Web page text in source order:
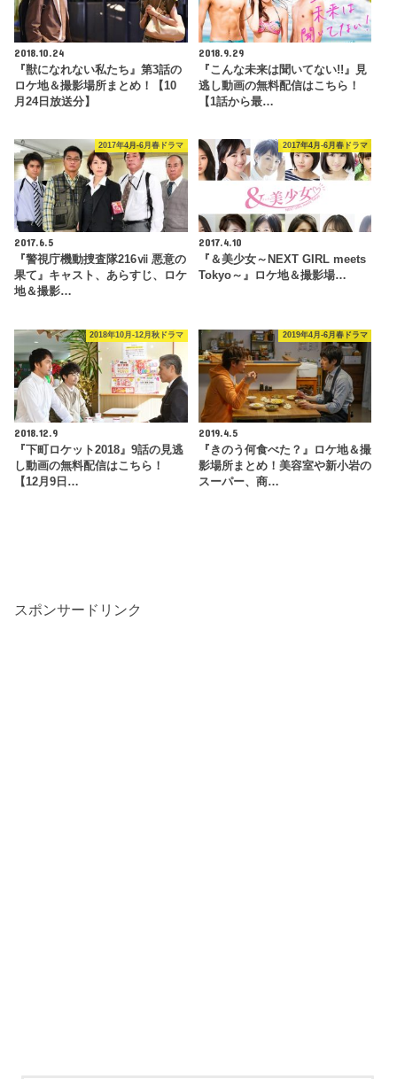
2018.10.24
『獣になれない私たち』第3話の
ロケ地＆撮影場所まとめ！【10
月24日放送分】
2018.9.29
『こんな未来は聞いてない!!』見
逃し動画の無料配信はこちら！
【1話から最…
2017年4月-6月春ドラマ
2017.6.5
『警視庁機動捜査隊216ⅶ 悪意の
果て』キャスト、あらすじ、ロケ
地＆撮影…
2017年4月-6月春ドラマ
2017.4.10
『＆美少女～NEXT GIRL meets
Tokyo～』ロケ地＆撮影場…
2018年10月-12月秋ドラマ
2018.12.9
『下町ロケット2018』9話の見逃
し動画の無料配信はこちら！
【12月9日…
2019年4月-6月春ドラマ
2019.4.5
『きのう何食べた？』ロケ地＆撮
影場所まとめ！美容室や新小岩の
スーパー、商…
スポンサードリンク